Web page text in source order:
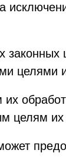
законных
целями
целям их